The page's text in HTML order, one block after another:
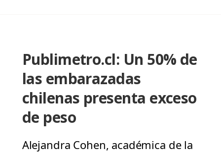
Publimetro.cl: Un 50% de
las embarazadas
chilenas presenta exceso
de peso
Alejandra Cohen, académica de la